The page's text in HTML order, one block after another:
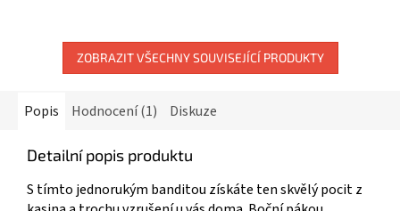
hvězdiček.
ZOBRAZIT VŠECHNY SOUVISEJÍCÍ PRODUKTY
Popis Hodnocení (1) Diskuze
Detailní popis produktu
S tímto jednorukým banditou získáte ten skvělý pocit z